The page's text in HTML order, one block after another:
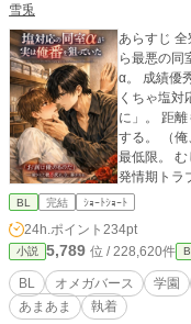
雪兎
あらすじ 全寮制の名門学園に入学したΩの俺は、入寮初日か
ら最悪の同室相手に当
α。 成績優
くちゃ塩対応。 挨拶しても「……ああ」。 話し
に」。 距
する。 （俺、そんなに嫌われてる……？） 同室なのに会話は
最低限。 むし
発情期トラ
αだった。 しかも普段とは違い、必死な顔で言われる。
飲み込む彼。 それ以来、少しずつ態度が変わり始める。
は相変わら
近づくと、
さりげなく
視線。 実は彼はずっと前から知っていた。 俺が、 自分の運
BL 完結 ｼｮｰﾄｼｮｰﾄ
24h.ポイント 234pt
小説 5,789 位 / 228,620件
BL オメガバース 学園
あまあま
執着